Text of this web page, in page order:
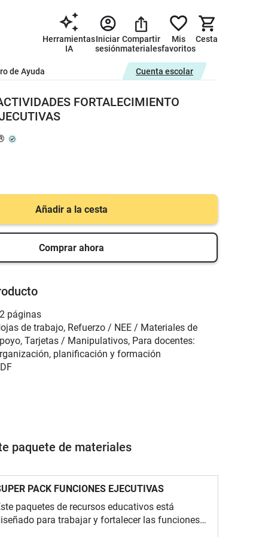
Herramientas
IA
Iniciar
sesión
Compartir
materiales
Mis
favoritos
Cesta
de Ayuda Cuenta escolar
FORTALECIMIENTO
Añadir a la cesta
Comprar ahora
páginas
de trabajo, Refuerzo / NEE / Materiales de
Tarjetas / Manipulativos, Para docentes:
planificación y formación
paquete de materiales
PACK FUNCIONES EJECUTIVAS
paquetes de recursos educativos está
para trabajar y fortalecer las funciones